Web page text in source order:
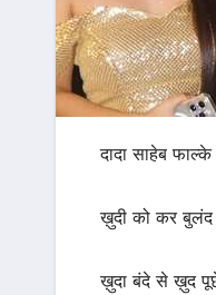
दादा साहेब
ख़ुदी को कर बुलंद
ख़ुदा बंदे से ख़ुद पूछे